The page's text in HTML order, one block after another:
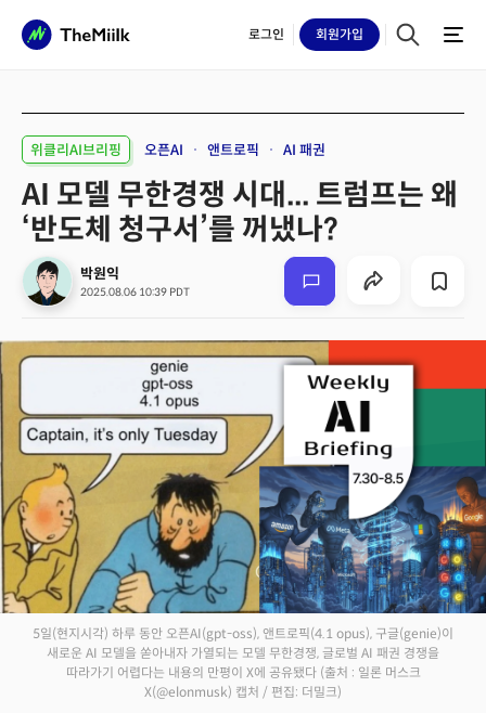
로그인 회원가입
위클리AI브리핑 오픈AI 앤트로픽 AI 패권
AI 모델 무한경쟁 시대... 트럼프는 왜
‘반도체 청구서’를 꺼냈나?
박원익
2025.08.06 10:39 PDT
5일(현지시각) 하루 동안 오픈AI(gpt-oss), 앤트로픽(4.1 opus), 구글(genie)이
새로운 AI 모델을 쏟아내자 가열되는 모델 무한경쟁, 글로벌 AI 패권 경쟁을
따라가기 어렵다는 내용의 만평이 X에 공유됐다 (출처 : 일론 머스크
X(@elonmusk) 캡처 / 편집: 더밀크)